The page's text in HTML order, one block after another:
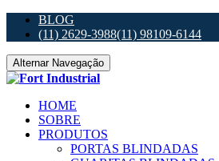
BLOG
(11) 2629-3988(11) 98109-6144
Alternar Navegação
HOME
SOBRE
PRODUTOS
PORTAS BLINDADAS